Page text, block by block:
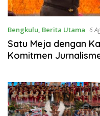
Bengkulu, Berita Utama 6
Satu Meja dengan
Komitmen